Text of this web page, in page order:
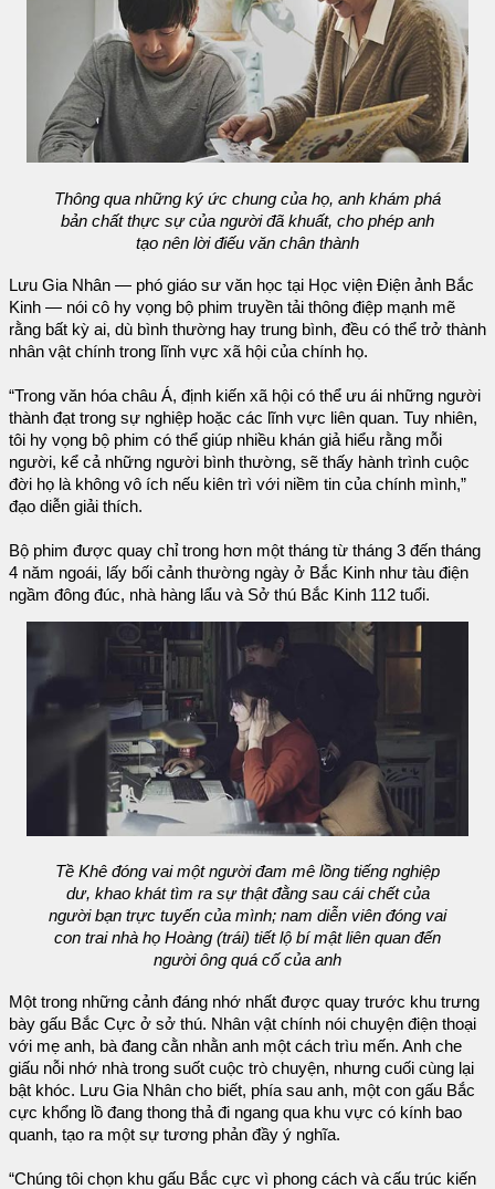
Thông qua những ký ức chung của họ, anh khám phá
bản chất thực sự của người đã khuất, cho phép anh
tạo nên lời điếu văn chân thành
Lưu Gia Nhân — phó giáo sư văn học tại Học viện Điện ảnh Bắc
Kinh — nói cô hy vọng bộ phim truyền tải thông điệp mạnh mẽ
rằng bất kỳ ai, dù bình thường hay trung bình, đều có thể trở thành
nhân vật chính trong lĩnh vực xã hội của chính họ.
“Trong văn hóa châu Á, định kiến xã hội có thể ưu ái những người
thành đạt trong sự nghiệp hoặc các lĩnh vực liên quan. Tuy nhiên,
tôi hy vọng bộ phim có thể giúp nhiều khán giả hiểu rằng mỗi
người, kể cả những người bình thường, sẽ thấy hành trình cuộc
đời họ là không vô ích nếu kiên trì với niềm tin của chính mình,”
đạo diễn giải thích.
Bộ phim được quay chỉ trong hơn một tháng từ tháng 3 đến tháng
4 năm ngoái, lấy bối cảnh thường ngày ở Bắc Kinh như tàu điện
ngầm đông đúc, nhà hàng lẩu và Sở thú Bắc Kinh 112 tuổi.
Tề Khê đóng vai một người đam mê lồng tiếng nghiệp
dư, khao khát tìm ra sự thật đằng sau cái chết của
người bạn trực tuyến của mình; nam diễn viên đóng vai
con trai nhà họ Hoàng (trái) tiết lộ bí mật liên quan đến
người ông quá cố của anh
Một trong những cảnh đáng nhớ nhất được quay trước khu trưng
bày gấu Bắc Cực ở sở thú. Nhân vật chính nói chuyện điện thoại
với mẹ anh, bà đang cằn nhằn anh một cách trìu mến. Anh che
giấu nỗi nhớ nhà trong suốt cuộc trò chuyện, nhưng cuối cùng lại
bật khóc. Lưu Gia Nhân cho biết, phía sau anh, một con gấu Bắc
cực khổng lồ đang thong thả đi ngang qua khu vực có kính bao
quanh, tạo ra một sự tương phản đầy ý nghĩa.
“Chúng tôi chọn khu gấu Bắc cực vì phong cách và cấu trúc kiến